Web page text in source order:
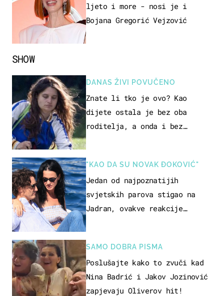
SHOW
DANAS ŽIVI POVUČENO
Znate li tko je ovo? Kao
dijete ostala je bez oba
roditelja, a onda i bez
"KAO DA SU NOVAK ĐOKOVIĆ"
Jedan od najpoznatijih
svjetskih parova stigao na
Jadran, ovakve reakcije
SAMO DOBRA PISMA
Poslušajte kako to zvuči kad
Nina Badrić i Jakov Jozinović
zapjevaju Oliverov hit!
ljeto i more - nosi je i
Bojana Gregorić Vejzović